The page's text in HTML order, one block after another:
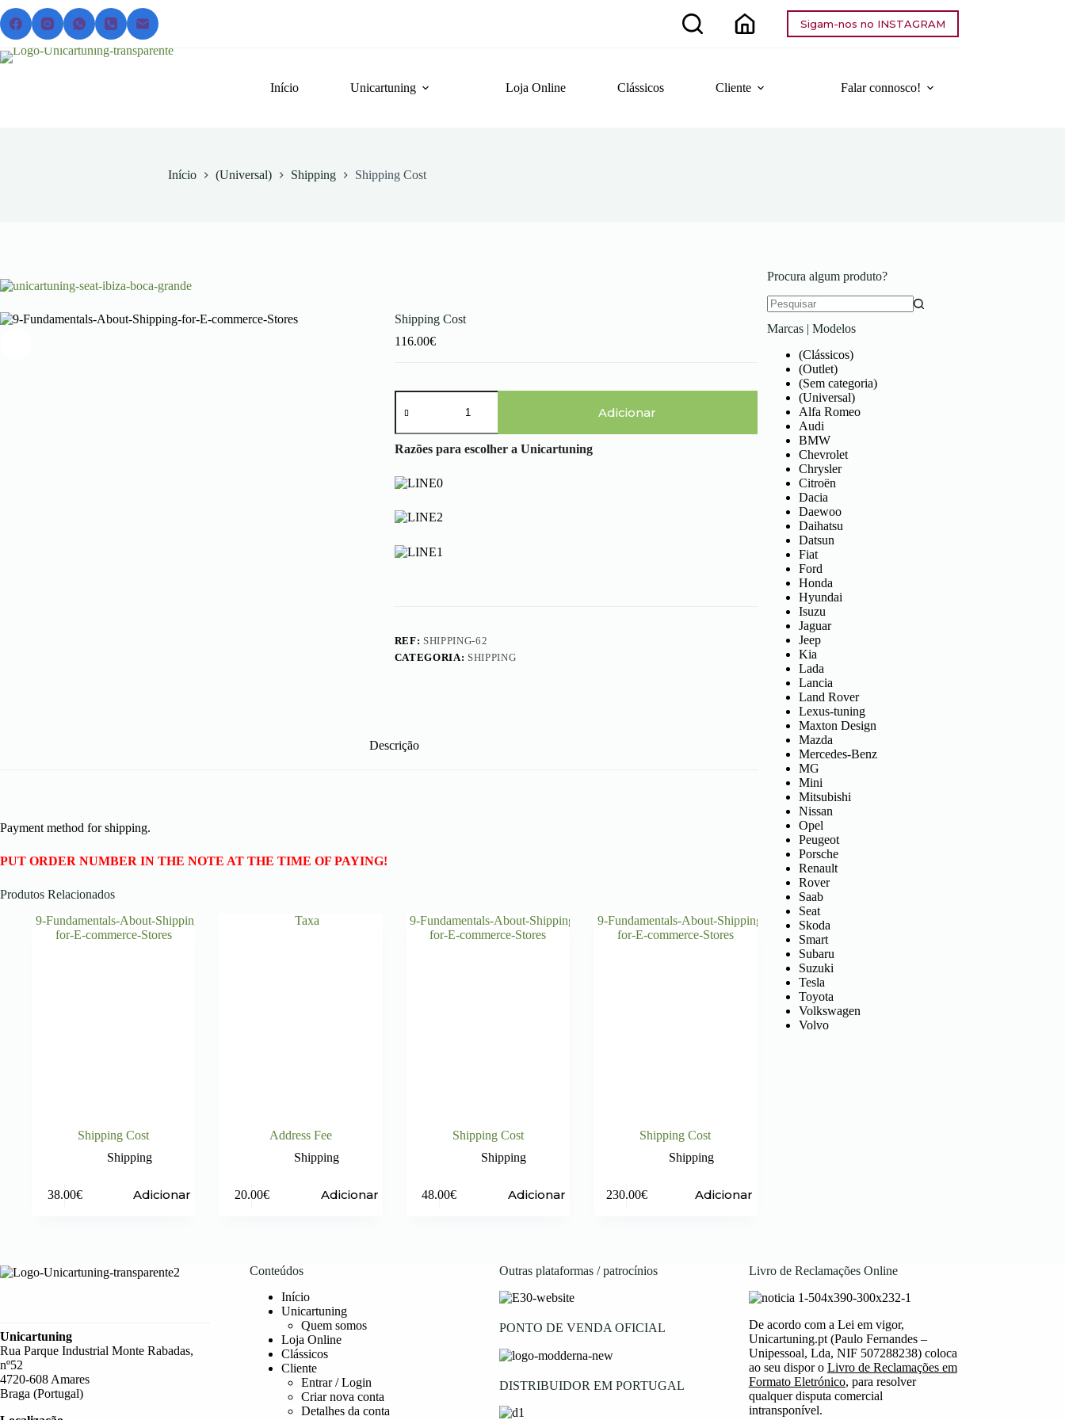
Pular
para
o
conteúdo
Sigam-nos no INSTAGRAM
Início Unicartuning Loja Online Clássicos Cliente Falar connosco!
Início (Universal) Shipping Shipping Cost
Shipping Cost
116.00€
Quantidade
de
Cost
Adicionar
Razões para escolher a Unicartuning
REF: SHIPPING-62
CATEGORIA: SHIPPING
Descrição
Payment method for shipping.
PUT ORDER NUMBER IN THE NOTE AT THE TIME OF PAYING!
Produtos Relacionados
Shipping Cost
Shipping
38.00€ Adicionar
Address Fee
Shipping
20.00€ Adicionar
Shipping Cost
Shipping
48.00€ Adicionar
Shipping Cost
Shipping
230.00€ Adicionar
Procura algum produto?
resultados
Marcas | Modelos
(Clássicos)
(Outlet)
(Sem categoria)
(Universal)
Alfa Romeo
Audi
BMW
Chevrolet
Chrysler
Citroën
Dacia
Daewoo
Daihatsu
Datsun
Fiat
Ford
Honda
Hyundai
Isuzu
Jaguar
Jeep
Kia
Lada
Lancia
Land Rover
Lexus-tuning
Maxton Design
Mazda
Mercedes-Benz
MG
Mini
Mitsubishi
Nissan
Opel
Peugeot
Porsche
Renault
Rover
Saab
Seat
Skoda
Smart
Subaru
Suzuki
Tesla
Toyota
Volkswagen
Volvo
Unicartuning
Rua Parque Industrial Monte Rabadas,
nº52
4720-608 Amares
Braga (Portugal)
Conteúdos
Início
Unicartuning
Quem somos
Loja Online
Clássicos
Cliente
Entrar / Login
Criar nova conta
Detalhes da conta
Outras plataformas / patrocínios
PONTO DE VENDA OFICIAL
DISTRIBUIDOR EM PORTUGAL
Livro de Reclamações Online
De acordo com a Lei em vigor,
Unicartuning.pt (Paulo Fernandes –
Unipessoal, Lda, NIF 507288238) coloca
ao seu dispor o Livro de Reclamações em
Formato Eletrónico, para resolver
qualquer disputa comercial
intransponível.